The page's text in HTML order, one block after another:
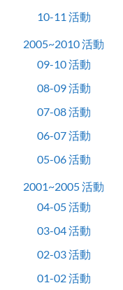
10-11 活動
2005~2010 活動
09-10 活動
08-09 活動
07-08 活動
06-07 活動
05-06 活動
2001~2005 活動
04-05 活動
03-04 活動
02-03 活動
01-02 活動